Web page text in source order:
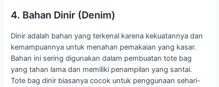
4. Bahan Dinir (Denim)
Dinir adalah bahan yang terkenal karena kekuatannya dan
kemampuannya untuk menahan pemakaian yang kasar.
Bahan ini sering digunakan dalam pembuatan tote bag
yang tahan lama dan memiliki penampilan yang santai.
Tote bag dinir biasanya cocok untuk penggunaan sehari-